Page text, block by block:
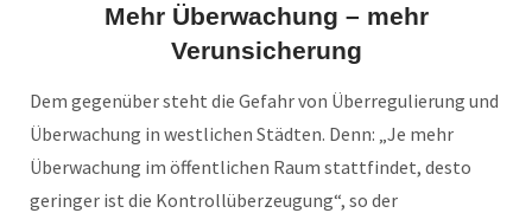
Mehr Überwachung – mehr
Verunsicherung
Dem gegenüber steht die Gefahr von Überregulierung und
Überwachung in westlichen Städten. Denn: „Je mehr
Überwachung im öffentlichen Raum stattfindet, desto
geringer ist die Kontrollüberzeugung“, so der